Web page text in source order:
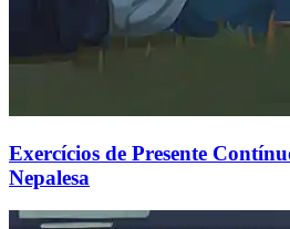
Exercícios de Presente
Nepalesa